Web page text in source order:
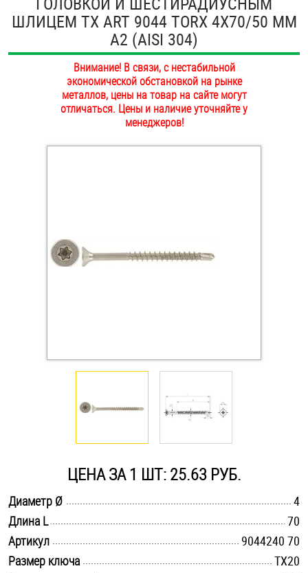
ОПЛАТА И ДОСТАВКА
НАШИ МАГАЗИНЫ
Втулки
Гайки
Дюбели
Дюймовый крепёж
Крюки, кольца с метрической резьбой
Саморезы и шурупы
Такелаж
Хомуты
ШЛИЦЕМ TX ART 9044 TORX 4Х70/50 ММ
А2 (AISI 304)
Внимание! В связи, с нестабильной
экономической обстановкой на рынке
металлов, цены на товар на сайте могут
отличаться. Цены и наличие уточняйте у
менеджеров!
ЦЕНА ЗА 1 ШТ: 25.63 РУБ.
Диаметр Ø
4
Длина L
70
Артикул
9044240 70
Размер ключа
TX20